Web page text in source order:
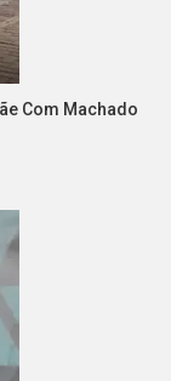
Com Machado